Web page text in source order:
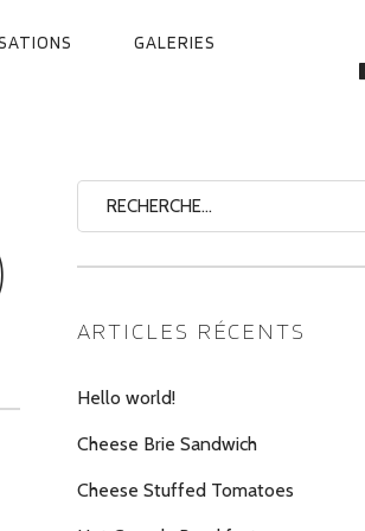
GALERIES
ARTICLES RÉCENTS
Hello world!
Cheese Brie Sandwich
Cheese Stuffed Tomatoes